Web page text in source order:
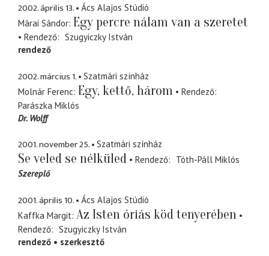
2002. április 13.
Ács Alajos Stúdió
Márai Sándor Egy percre nálam van a szeretet
Rendező
Szugyiczky István
rendező
2002. március 1.
Szatmári színház
Molnár Ferenc Egy, kettő, három
Rendező
Parászka Miklós
Dr. Wolff
2001. november 25. Szatmári színház
Se veled se nélküled Rendező
Tóth-Páll Miklós
Szereplő
2001. április 10.
Ács Alajos Stúdió
Kaffka Margit Az Isten óriás köd tenyerében
Rendező
Szugyiczky István
rendező
szerkesztő